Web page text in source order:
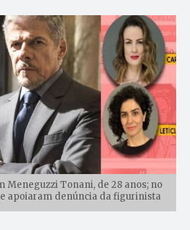
Meneguzzi Tonani, de 28 anos; no
apoiaram denúncia da figurinista